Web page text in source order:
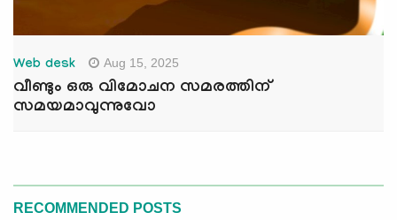
Web desk Aug 15, 2025
വീണ്ടും ഒരു വിമോചന സമരത്തിന്
സമയമാവുന്നുവോ
RECOMMENDED POSTS